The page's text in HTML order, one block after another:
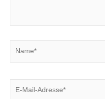
Mail-